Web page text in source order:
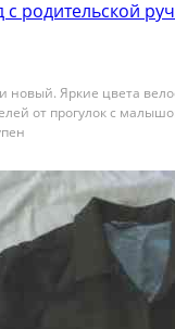
с родительской
новый. Яркие цвета
от прогулок с